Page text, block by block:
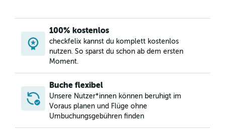
100% kostenlos
checkfelix kannst du komplett kostenlos
nutzen. So sparst du schon ab dem ersten
Moment.
Buche flexibel
Unsere Nutzer*innen können beruhigt im
Voraus planen und Flüge ohne
Umbuchungsgebühren finden